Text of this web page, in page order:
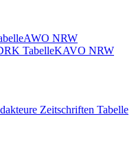
AWO NRW
TabelleKAVO NRW
Zeitschriften Tabelle